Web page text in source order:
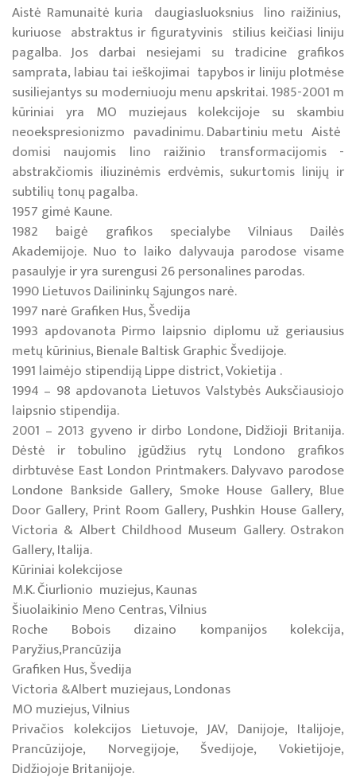
Aistė Ramunaitė kuria daugiasluoksnius lino raižinius,
kuriuose abstraktus ir figuratyvinis stilius keičiasi liniju
pagalba. Jos darbai nesiejami su tradicine grafikos
samprata, labiau tai ieškojimai tapybos ir liniju plotmėse
susiliejantys su moderniuoju menu apskritai. 1985-2001 m
kūriniai yra MO muziejaus kolekcijoje su skambiu
neoekspresionizmo pavadinimu. Dabartiniu metu Aistė
domisi naujomis lino raižinio transformacijomis -
abstrakčiomis iliuzinėmis erdvėmis, sukurtomis linijų ir
subtilių tonų pagalba.
1957 gimė Kaune.
1982 baigė grafikos specialybe Vilniaus Dailės
Akademijoje. Nuo to laiko dalyvauja parodose visame
pasaulyje ir yra surengusi 26 personalines parodas.
1990 Lietuvos Dailininkų Sąjungos narė.
1997 narė Grafiken Hus, Švedija
1993 apdovanota Pirmo laipsnio diplomu už geriausius
metų kūrinius, Bienale Baltisk Graphic Švedijoje.
1991 laimėjo stipendiją Lippe district, Vokietija .
1994 – 98 apdovanota Lietuvos Valstybės Auksčiausiojo
laipsnio stipendija.
2001 – 2013 gyveno ir dirbo Londone, Didžioji Britanija.
Dėstė ir tobulino įgūdžius rytų Londono grafikos
dirbtuvėse East London Printmakers. Dalyvavo parodose
Londone Bankside Gallery, Smoke House Gallery, Blue
Door Gallery, Print Room Gallery, Pushkin House Gallery,
Victoria & Albert Childhood Museum Gallery. Ostrakon
Gallery, Italija.
Kūriniai kolekcijose
M.K. Čiurlionio muziejus, Kaunas
Šiuolaikinio Meno Centras, Vilnius
Roche Bobois dizaino kompanijos kolekcija,
Paryžius,Prancūzija
Grafiken Hus, Švedija
Victoria &Albert muziejaus, Londonas
MO muziejus, Vilnius
Privačios kolekcijos Lietuvoje, JAV, Danijoje, Italijoje,
Prancūzijoje, Norvegijoje, Švedijoje, Vokietijoje,
Didžiojoje Britanijoje.